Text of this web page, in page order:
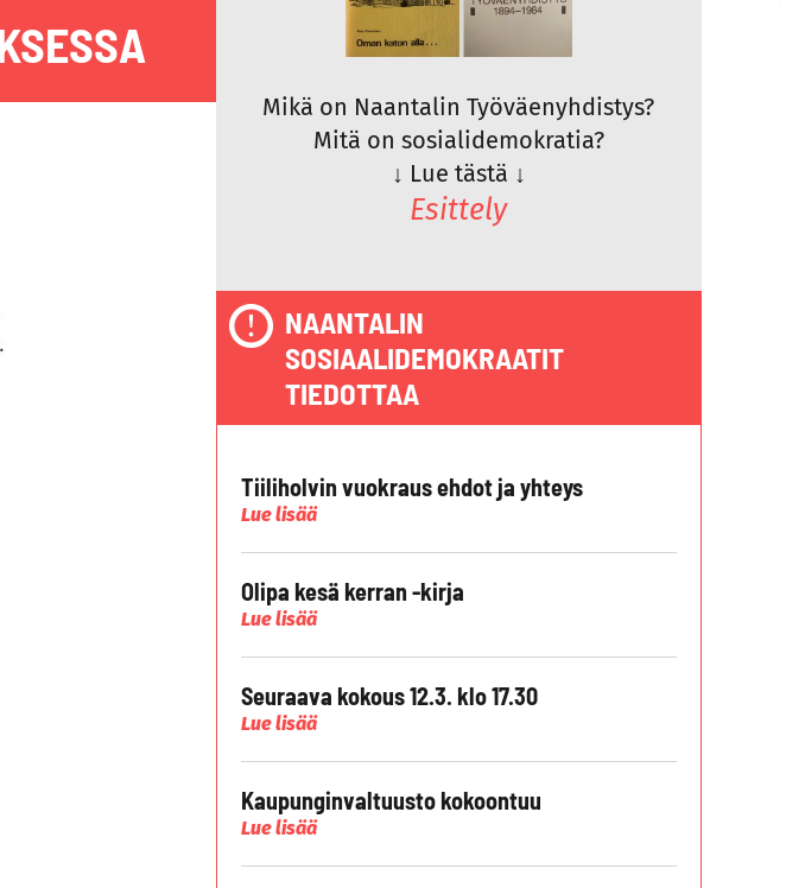
Mikä on Naantalin Työväenyhdistys?
Mitä on sosialidemokratia?
↓ Lue tästä ↓
Esittely
NAANTALIN
SOSIAALIDEMOKRAATIT
TIEDOTTAA
Tiiliholvin vuokraus ehdot ja yhteys
Lue lisää
Olipa kesä kerran -kirja
Lue lisää
Seuraava kokous 12.3. klo 17.30
Lue lisää
Kaupunginvaltuusto kokoontuu
Lue lisää